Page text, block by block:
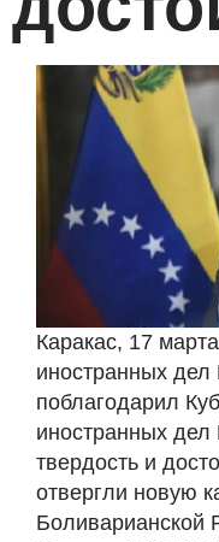
Каракас, 17
иностранных
поблагодарил
иностранных дел
твердость и
отвергли новую
Боливарианской